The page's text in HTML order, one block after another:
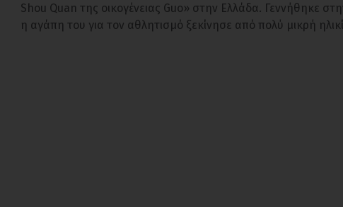
Shou Quan της οικογένειας Guo» στην Ελλάδα. Γεννήθηκε
η αγάπη του για τον αθλητισμό ξεκίνησε από πολύ μικρή